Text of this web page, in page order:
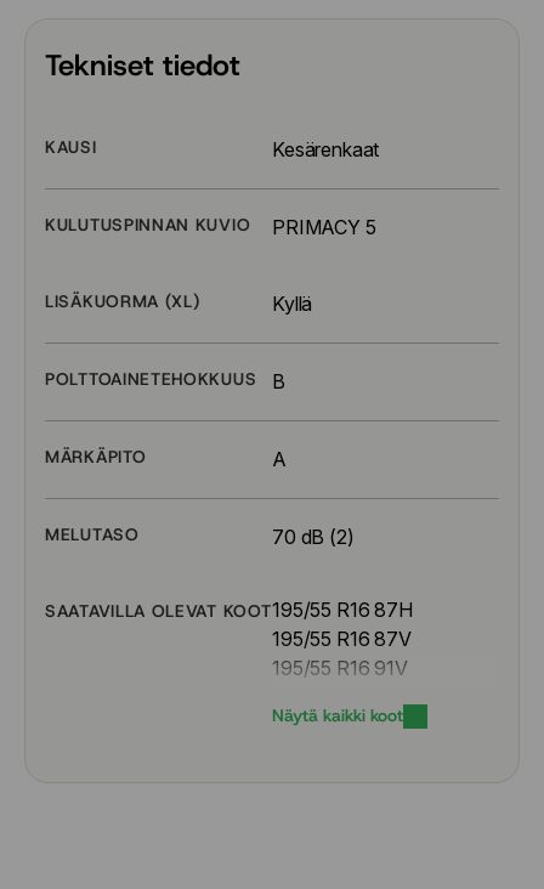
Tekniset tiedot
KAUSI Kesärenkaat
KULUTUSPINNAN KUVIO PRIMACY 5
LISÄKUORMA (XL) Kyllä
POLTTOAINETEHOKKUUS B
MÄRKÄPITO A
MELUTASO 70 dB (2)
SAATAVILLA OLEVAT KOOT195/55 R16 87H
195/55 R16 87V
195/55 R16 91V
195/55 R20 95H
Näytä kaikki koot